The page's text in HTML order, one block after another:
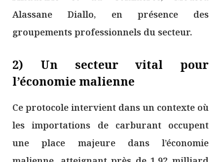
Alassane Diallo, en présence des
groupements professionnels du secteur.
2) Un secteur vital pour
l’économie malienne
Ce protocole intervient dans un contexte où
les importations de carburant occupent
une place majeure dans l’économie